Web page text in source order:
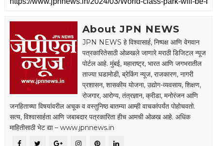
About JPN NEWS
JPN NEWS हे विश्वासार्ह, निष्पक्ष आणि वेगवान
पत्रकारितेसाठी ओळखले जाणारे मराठी डिजिटल न्यूज
पोर्टल आहे. मुंबई, महाराष्ट्र, भारत आणि जगभरातील
ताज्या घडामोडी, ब्रेकिंग न्यूज, राजकारण, नागरी
प्रशासन, शासकीय योजना, उद्योग-व्यवसाय, शिक्षण,
रोजगार, आरोग्य, तंत्रज्ञान, क्रीडा, मनोरंजन आणि
जनहिताच्या विषयांवरील अचूक व वस्तुनिष्ठ बातम्या आम्ही वाचकांपर्यंत पोहोचवतो.
सत्य, विश्वासार्हता आणि जबाबदार पत्रकारिता हीच आमची ओळख आहे. अधिक
माहितीसाठी भेट द्या – www.jpnnews.in